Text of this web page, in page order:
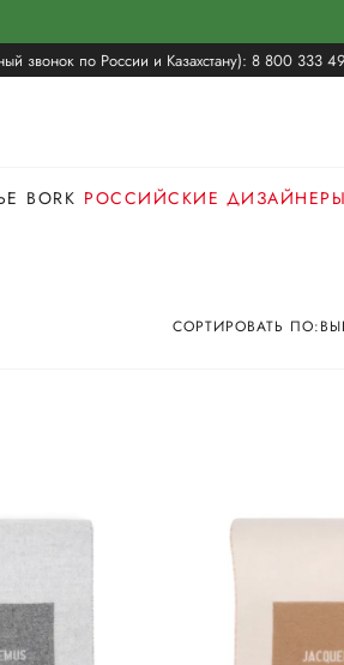
звонок по России и Казахстану): 8 800 333
BORK РОССИЙСКИЕ ДИЗАЙНЕРЫ
СОРТИРОВАТЬ ПО: